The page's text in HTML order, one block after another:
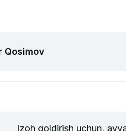
Qosimov
Izoh qoldirish uchun,